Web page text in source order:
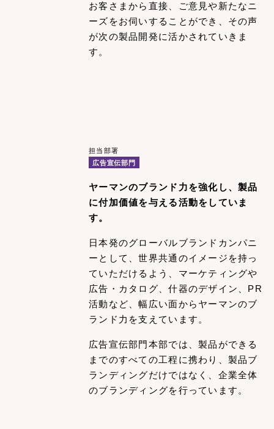
お客さまから直接、ご意見や新たなニ
ーズをお伺いすることができ、その声
が次の製品開発に活かされていきま
す。
担当部署
広告宣伝部門
ヤーマンのブランド力を強化し、製品
に付加価値を与える活動をしていま
す。
日本発のグローバルブランドカンパニ
ーとして、世界共通のイメージを持っ
ていただけるよう、マーケティングや
広告・カタログ、什器のデザイン、PR
活動など、幅広い面からヤーマンのブ
ランド力を支えています。
広告宣伝部門本部では、製品ができる
までのすべての工程に携わり、製品ブ
ランディングだけではなく、企業全体
のブランディングを行っています。